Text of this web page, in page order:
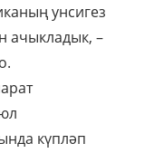
унсигез
ачыкладык, –
күпләп